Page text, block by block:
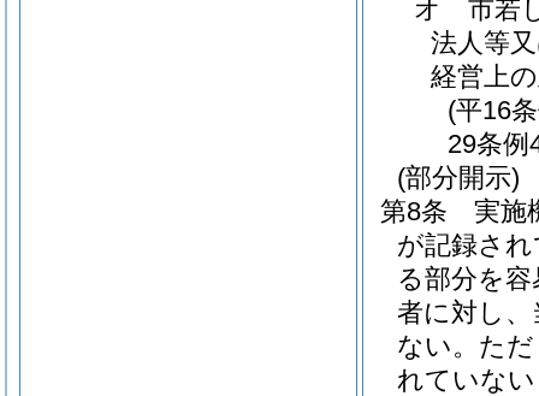
オ
市若
法人等
経営上
(平16
29条例
(部分開示)
第8条
実施
が記録さ
る部分を
者に対し
ない。 た
れていな